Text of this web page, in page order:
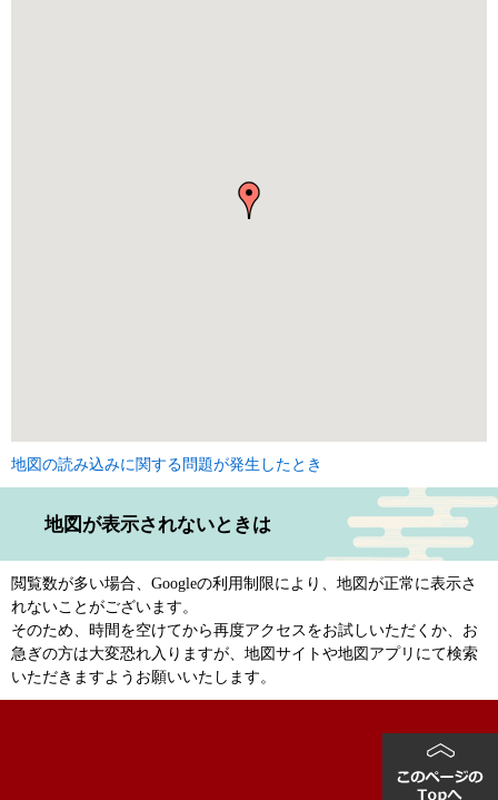
地図の読み込みに関する問題が発生したとき
地図が表示されないときは
閲覧数が多い場合、Googleの利用制限により、地図が正常に表示さ
れないことがございます。
そのため、時間を空けてから再度アクセスをお試しいただくか、お
急ぎの方は大変恐れ入りますが、地図サイトや地図アプリにて検索
いただきますようお願いいたします。